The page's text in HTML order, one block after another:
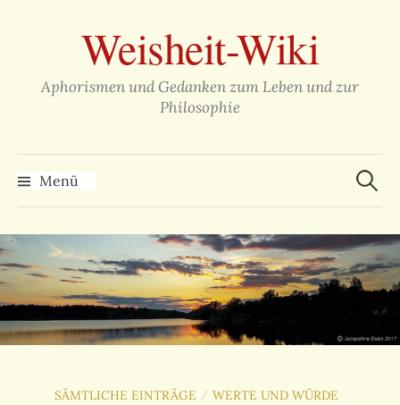
überspringenWeisheit-Wiki
Aphorismen und Gedanken zum Leben und zur
Philosophie
Menü
Suchen
nach:
SÄMTLICHE EINTRÄGE / WERTE UND WÜRDE